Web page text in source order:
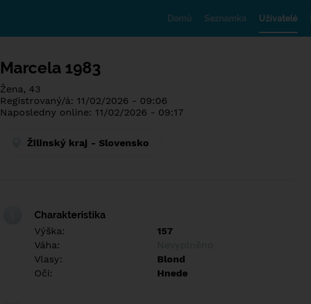
Domů Seznamka Uživatelé
Marcela 1983
Žena, 43
Registrovaný/á: 11/02/2026 - 09:06
Naposledny online: 11/02/2026 - 09:17
Žilinský kraj - Slovensko
Charakteristika
Výška:
157
Váha:
Vlasy:
Blond
Oči:
Hnede